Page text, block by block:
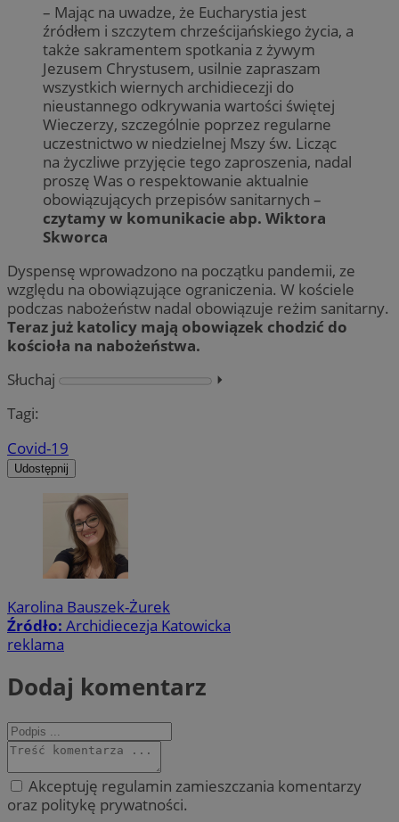
– Mając na uwadze, że Eucharystia jest
źródłem i szczytem chrześcijańskiego życia, a
także sakramentem spotkania z żywym
Jezusem Chrystusem, usilnie zapraszam
wszystkich wiernych archidiecezji do
nieustannego odkrywania wartości świętej
Wieczerzy, szczególnie poprzez regularne
uczestnictwo w niedzielnej Mszy św. Licząc
na życzliwe przyjęcie tego zaproszenia, nadal
proszę Was o respektowanie aktualnie
obowiązujących przepisów sanitarnych –
czytamy w komunikacie abp. Wiktora
Skworca
Dyspensę wprowadzono na początku pandemii, ze
względu na obowiązujące ograniczenia. W kościele
podczas nabożeństw nadal obowiązuje reżim sanitarny.
Teraz już katolicy mają obowiązek chodzić do
kościoła na nabożeństwa.
Słuchaj
⏵︎
Tagi:
Covid-19
Udostępnij
Karolina Bauszek-Żurek
Źródło: Archidiecezja Katowicka
reklama
Dodaj komentarz
Akceptuję regulamin zamieszczania komentarzy
oraz politykę prywatności.